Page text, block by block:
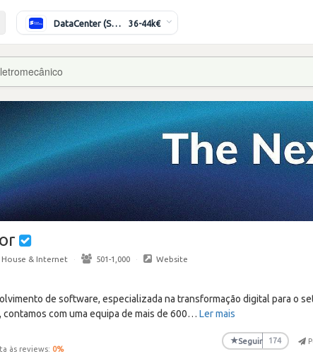
DataCenter (Switching/Routing) Sénior 36-44k€
& Internet · 501-1,000 · Website
de software, especializada na transformação digital para o
com uma equipa de mais de 600… Ler mais
às reviews: 0%
★Seguir 174